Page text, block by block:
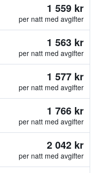
1 559 kr
per natt med avgifter
1 563 kr
per natt med avgifter
1 577 kr
per natt med avgifter
1 766 kr
per natt med avgifter
2 042 kr
per natt med avgifter